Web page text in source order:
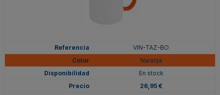
VIN-TAZ-BO
Naranja
En stock
26,95 €